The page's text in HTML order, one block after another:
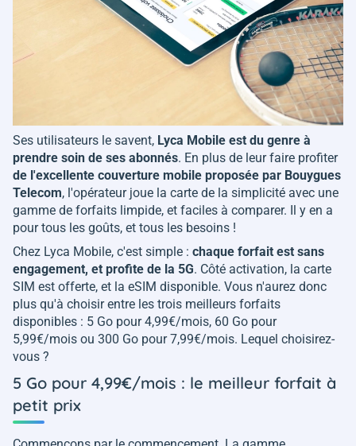
Ses utilisateurs le savent, Lyca Mobile est du genre à
prendre soin de ses abonnés. En plus de leur faire profiter
de l'excellente couverture mobile proposée par Bouygues
Telecom, l'opérateur joue la carte de la simplicité avec une
gamme de forfaits limpide, et faciles à comparer. Il y en a
pour tous les goûts, et tous les besoins !
Chez Lyca Mobile, c'est simple : chaque forfait est sans
engagement, et profite de la 5G. Côté activation, la carte
SIM est offerte, et la eSIM disponible. Vous n'aurez donc
plus qu'à choisir entre les trois meilleurs forfaits
disponibles : 5 Go pour 4,99€/mois, 60 Go pour
5,99€/mois ou 300 Go pour 7,99€/mois. Lequel choisirez-
vous ?
5 Go pour 4,99€/mois : le meilleur forfait à
petit prix